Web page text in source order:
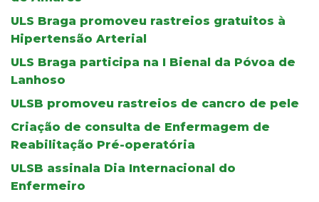
ULS Braga promoveu rastreios gratuitos à
Hipertensão Arterial
ULS Braga participa na I Bienal da Póvoa de
Lanhoso
ULSB promoveu rastreios de cancro de pele
Criação de consulta de Enfermagem de
Reabilitação Pré-operatória
ULSB assinala Dia Internacional do
Enfermeiro